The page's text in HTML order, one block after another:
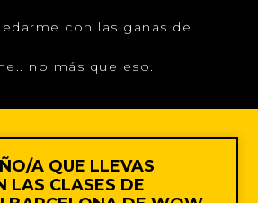
con las ganas de
no más que eso.
A QUE LLEVAS
LAS CLASES DE